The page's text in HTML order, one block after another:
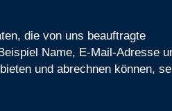
die von uns beauftragte
Name, E-Mail-Adresse
und abrechnen können,